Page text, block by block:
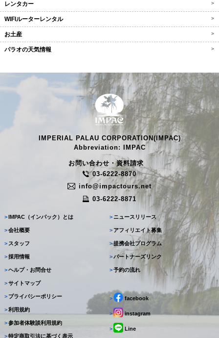
レンタカー >
WIFIルーターレンタル >
お土産 >
パラオの天気情報 >
IMPERIAL PALAU CORPORATION(IMPAC)
Abbreviation: IMPAC
お問い合わせ・資料請求
03-6222-8870
info@impactours.net
03-6222-8871
> IMPAC（インパック）とは
>会社概要
> スタッフ
>採用情報
>ヘルプ・お問合せ
>サイトマップ
> ニュースリリース
> アフィリエイト募集
>提携会社プログラム
>パートナーズリンク
>予約の流れ
> プライバシーポリシー
>利用規約
>参加者体験談利用規約
>特定商取引法に基づく表示
> facebook
> instagram
> Line